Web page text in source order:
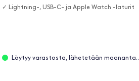
✓ Lightning-, USB-C- ja Apple Watch -laturit
Löytyy varastosta, lähetetään maananta..